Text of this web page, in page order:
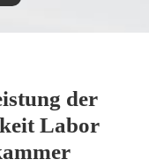
der
Labor